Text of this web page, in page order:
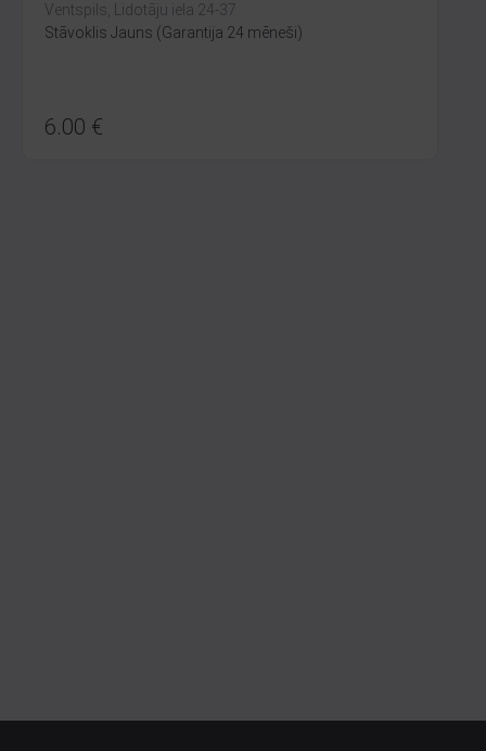
Ventspils, Lidotāju iela 24-37
Stāvoklis Jauns (Garantija 24 mēneši)
6.00 €